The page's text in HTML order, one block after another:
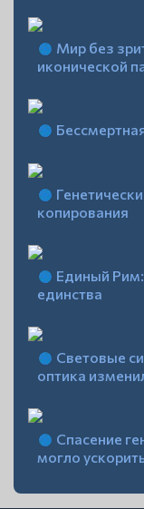
Мир без
иконической
копирования
Единый Рим:
единства
Световые
оптика
Спасение
могло